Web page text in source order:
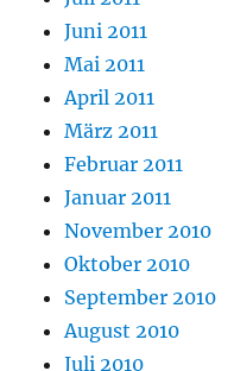
Juni 2011
Mai 2011
April 2011
März 2011
Februar 2011
Januar 2011
November 2010
Oktober 2010
September 2010
August 2010
Juli 2010